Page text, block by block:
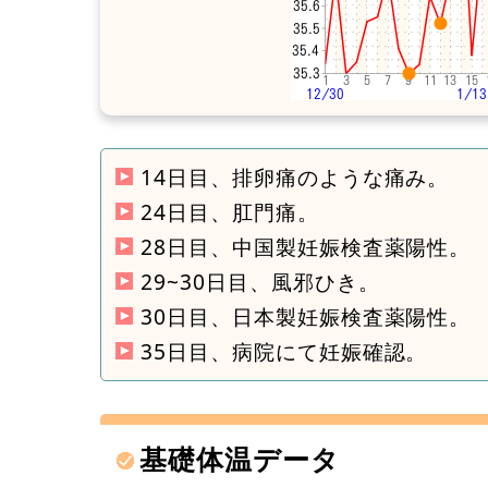
14日目、排卵痛のような痛み。
24日目、肛門痛。
28日目、中国製妊娠検査薬陽性。
29~30日目、風邪ひき。
30日目、日本製妊娠検査薬陽性。
35日目、病院にて妊娠確認。
基礎体温データ